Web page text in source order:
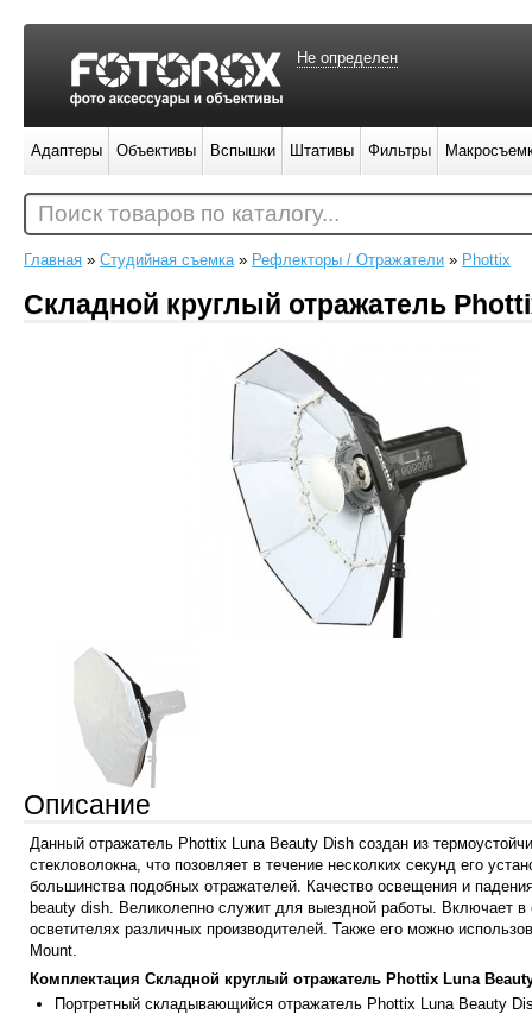
Главная » Студийная съемка» Рефлекторы / Отражатели » Phottix
Складной круглый отражатель
Описание
Данный отражатель Phottix Luna Beauty Dish создан из
стекловолокна, что позовляет в течение несколких секунд его
большинства подобных отражателей. Качество освещения и
beаuty dish. Великолепно служит для выездной работы. Включает
осветителях различных производителей. Также его можно
Mount.
Комплектация Складной круглый отражатель Phottix Luna
Портретный складывающийся отражатель Phottix Luna Beauty
Не определен
Адаптеры Объективы Вспышки Штативы Фильтры
Поиск товаров по каталогу...